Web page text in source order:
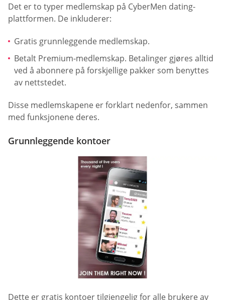
Det er to typer medlemskap på CyberMen dating-
plattformen. De inkluderer:
Gratis grunnleggende medlemskap.
Betalt Premium-medlemskap. Betalinger gjøres alltid
ved å abonnere på forskjellige pakker som benyttes
av nettstedet.
Disse medlemskapene er forklart nedenfor, sammen
med funksjonene deres.
Grunnleggende kontoer
Dette er gratis kontoer tilgjengelig for alle brukere av